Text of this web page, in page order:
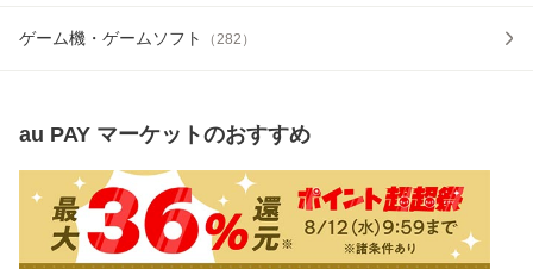
ゲーム機・ゲームソフト （282 ）
au PAY マーケットのおすすめ